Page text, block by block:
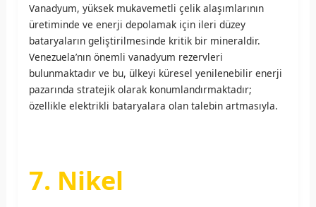
Vanadyum, yüksek mukavemetli çelik alaşımlarının
üretiminde ve enerji depolamak için ileri düzey
bataryaların geliştirilmesinde kritik bir mineraldir.
Venezuela’nın önemli vanadyum rezervleri
bulunmaktadır ve bu, ülkeyi küresel yenilenebilir enerji
pazarında stratejik olarak konumlandırmaktadır;
özellikle elektrikli bataryalara olan talebin artmasıyla.
7. Nikel